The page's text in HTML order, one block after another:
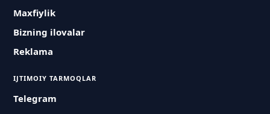
Maxfiylik
Bizning ilovalar
Reklama
IJTIMOIY TARMOQLAR
Telegram